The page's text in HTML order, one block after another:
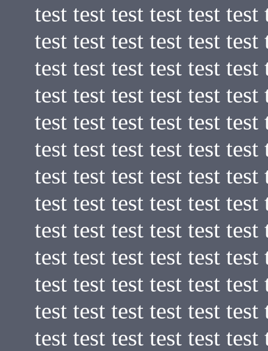
test test test test test
test test test test test
test test test test test
test test test test test
test test test test test
test test test test test
test test test test test
test test test test test
test test test test test
test test test test test
test test test test test
test test test test test
test test test test test